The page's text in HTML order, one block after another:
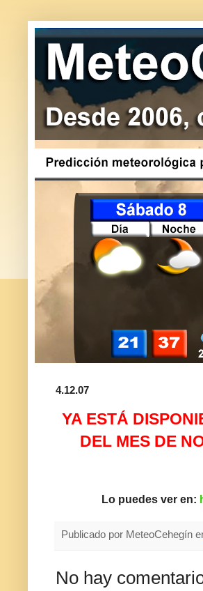
4.12.07
YA ESTÁ
DEL MES DE
Lo puedes ver en:
Publicado por MeteoCehegín
No hay